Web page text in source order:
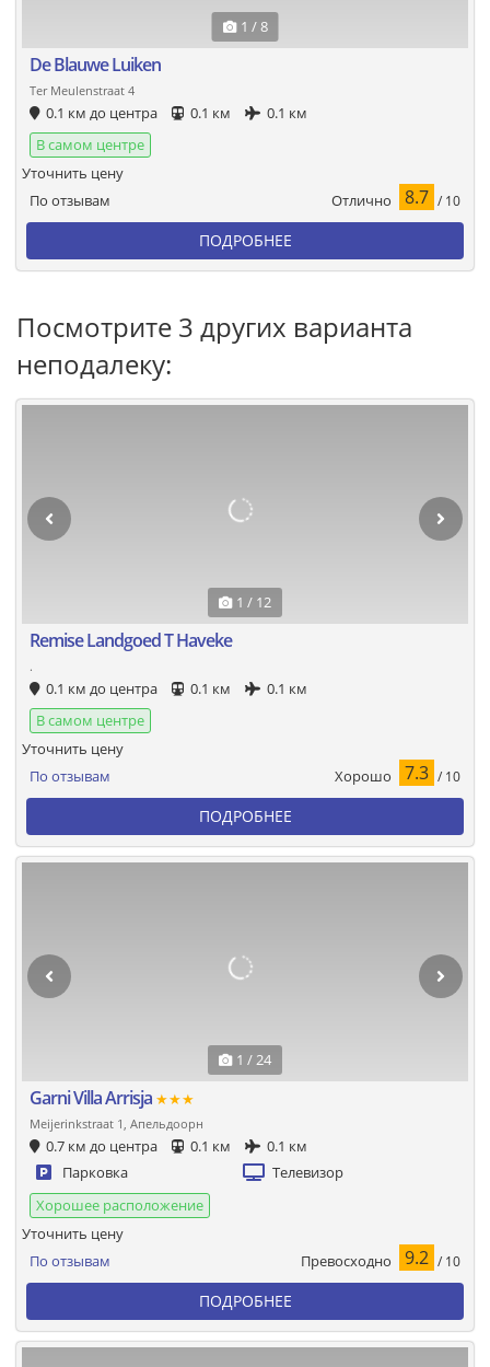
1 / 8
De Blauwe Luiken
Ter Meulenstraat 4
0.1 км до центра 0.1 км
0.1 км
В самом центре
По отзывам Отлично 8.7 / 10
Уточнить цену
ПОДРОБНЕЕ
Посмотрите 3 других варианта
неподалеку:
1 / 12
Remise Landgoed T Haveke
.
0.1 км до центра 0.1 км
0.1 км
В самом центре
По отзывам Хорошо 7.3 / 10
Уточнить цену
ПОДРОБНЕЕ
1 / 24
Garni Villa Arrisja ★★★
Meijerinkstraat 1, Апельдоорн
0.7 км до центра 0.1 км
0.1 км
Парковка
Телевизор
Хорошее расположение
По отзывам Превосходно 9.2 / 10
Уточнить цену
ПОДРОБНЕЕ